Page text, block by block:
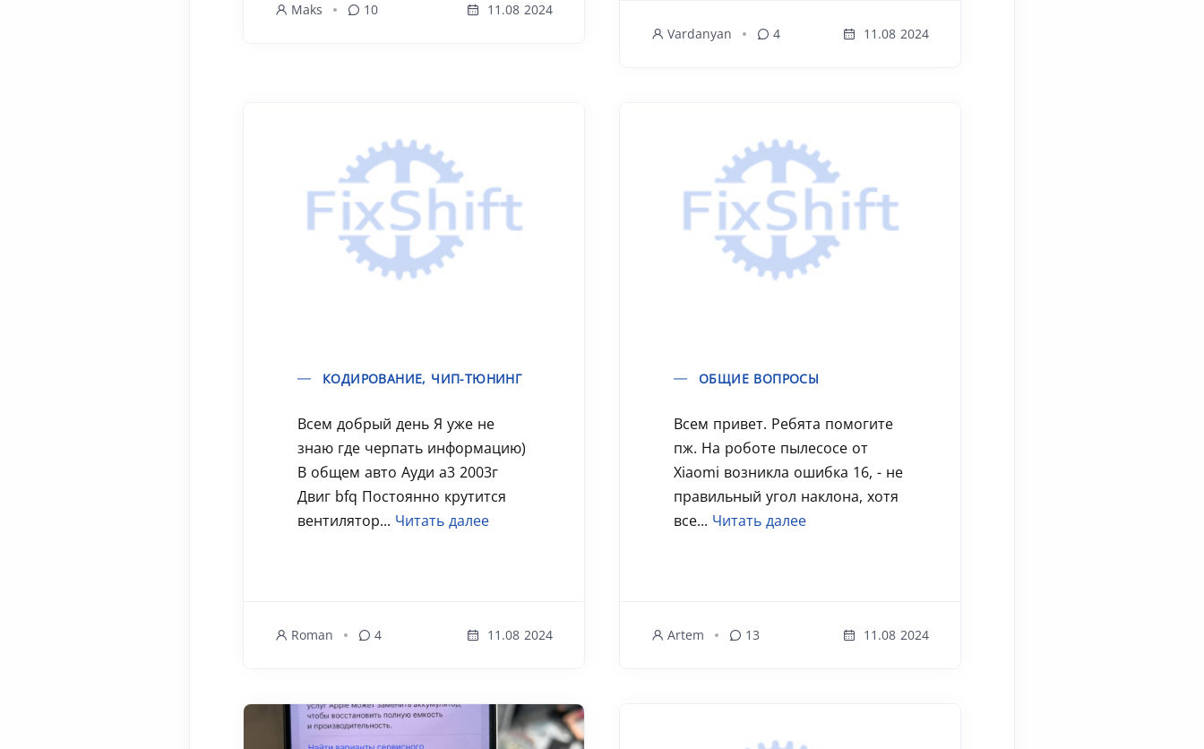
Maks 10 11.08 2024
Vardanyan 4 11.08 2024
КОДИРОВАНИЕ, ЧИП-ТЮНИНГ
Всем добрый день Я уже не
знаю где черпать информацию)
В общем авто Ауди а3 2003г
Двиг bfq Постоянно крутится
вентилятор... Читать далее
Roman 4 11.08 2024
ОБЩИЕ ВОПРОСЫ
Всем привет. Ребята помогите
пж. На роботе пылесосе от
Xiaomi возникла ошибка 16, - не
правильный угол наклона, хотя
все... Читать далее
Artem 13 11.08 2024